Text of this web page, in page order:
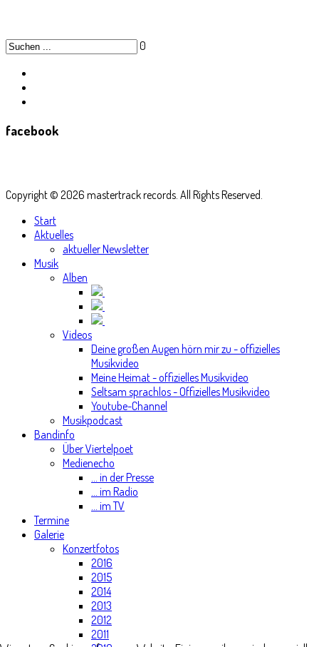
0
facebook
Copyright © 2026 mastertrack records. All Rights Reserved.
Start
Aktuelles
aktueller Newsletter
Musik
Alben
Videos
Deine großen Augen hörn mir zu - offizielles
Musikvideo
Meine Heimat - offizielles Musikvideo
Seltsam sprachlos - Offizielles Musikvideo
Youtube-Channel
Musikpodcast
Bandinfo
Über Viertelpoet
Medienecho
... in der Presse
... im Radio
... im TV
Termine
Galerie
Konzertfotos
2016
2015
2014
2013
2012
2011